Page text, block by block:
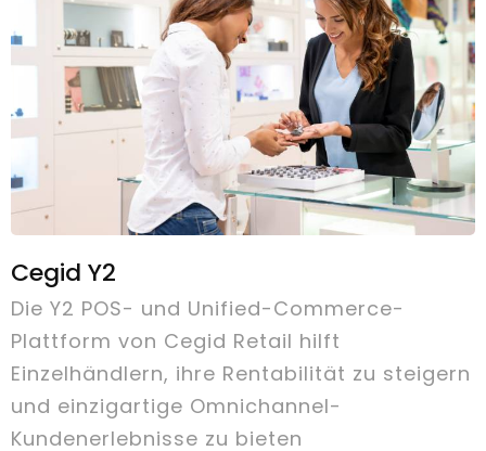
Cegid Y2
Die Y2 POS- und Unified-Commerce-
Plattform von Cegid Retail hilft
Einzelhändlern, ihre Rentabilität zu steigern
und einzigartige Omnichannel-
Kundenerlebnisse zu bieten